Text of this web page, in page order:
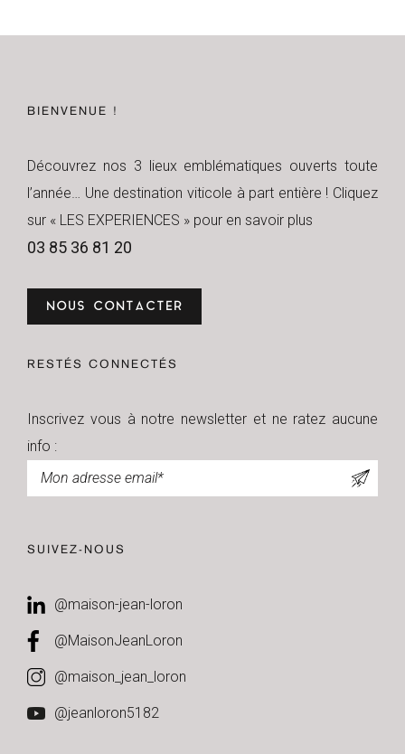
BIENVENUE !
Découvrez nos 3 lieux emblématiques ouverts toute
l’année… Une destination viticole à part entière ! Cliquez
sur « LES EXPERIENCES » pour en savoir plus
03 85 36 81 20
NOUS CONTACTER
RESTÉS CONNECTÉS
Inscrivez vous à notre newsletter et ne ratez aucune
info :
SUIVEZ-NOUS
@maison-jean-loron
@MaisonJeanLoron
@maison_jean_loron
@jeanloron5182